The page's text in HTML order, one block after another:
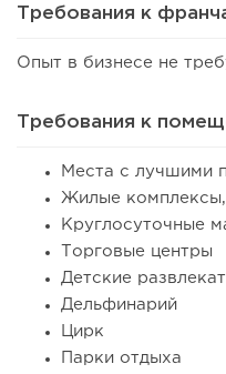
108
Франшиза кафе:
открытия заведения
Требования к
Опыт в бизнесе не
Требования к
Места с лучшими
Жилые
Круглосуточные
Торговые центры
Детские
Дельфинарий
Цирк
Парки отдыха